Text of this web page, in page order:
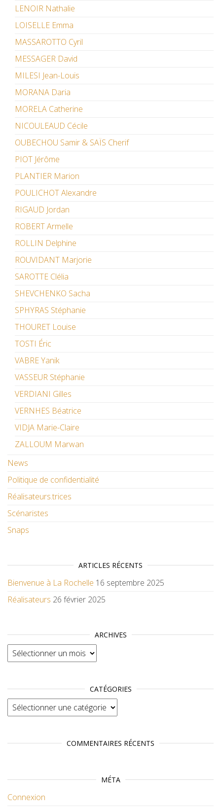
LENOIR Nathalie
LOISELLE Emma
MASSAROTTO Cyril
MESSAGER David
MILESI Jean-Louis
MORANA Daria
MORELA Catherine
NICOULEAUD Cécile
OUBECHOU Samir & SAÏS Cherif
PIOT Jérôme
PLANTIER Marion
POULICHOT Alexandre
RIGAUD Jordan
ROBERT Armelle
ROLLIN Delphine
ROUVIDANT Marjorie
SAROTTE Clélia
SHEVCHENKO Sacha
SPHYRAS Stéphanie
THOURET Louise
TOSTI Éric
VABRE Yanik
VASSEUR Stéphanie
VERDIANI Gilles
VERNHES Béatrice
VIDJA Marie-Claire
ZALLOUM Marwan
News
Politique de confidentialité
Réalisateurs.trices
Scénaristes
Snaps
ARTICLES RÉCENTS
Bienvenue à La Rochelle 16 septembre 2025
Réalisateurs 26 février 2025
ARCHIVES
Archives
CATÉGORIES
Catégories
COMMENTAIRES RÉCENTS
MÉTA
Connexion